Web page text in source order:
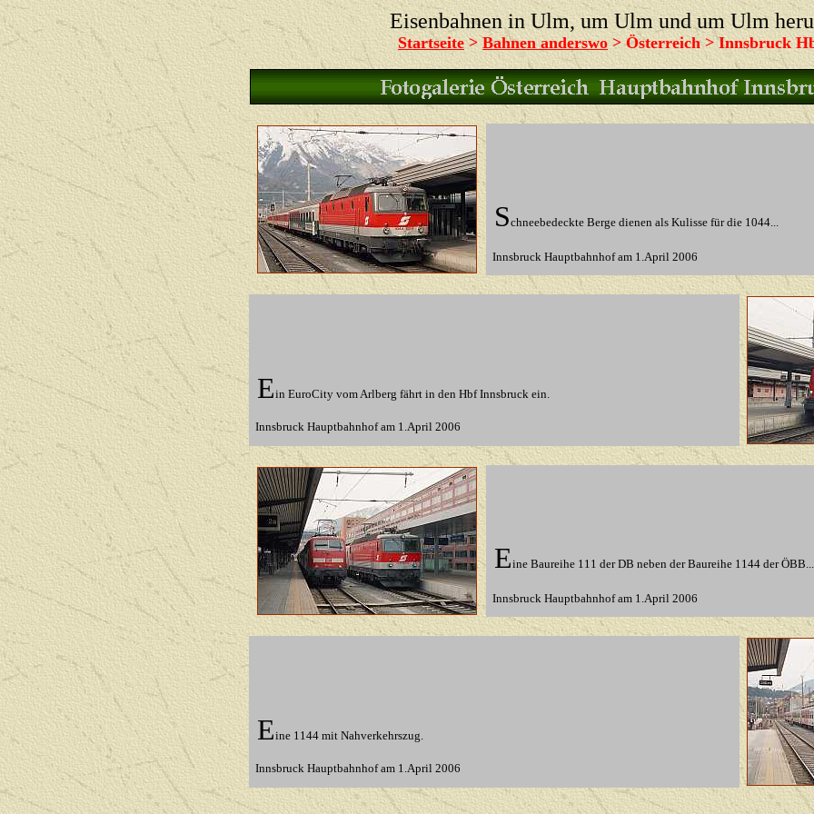
Eisenbahnen in Ulm, um Ulm und um Ulm
Startseite>Bahnen anderswo > Österreich > Innsbruck
Schneebedeckte Berge dienen als Kulisse für die 1044...
Innsbruck Hauptbahnhofam 1.April 2006
Ein EuroCity vom Arlberg fährt in den Hbf Innsbruck ein.
Innsbruck Hauptbahnhofam 1.April 2006
Eine Baureihe 111 der DB neben der Baureihe 1144 der
Innsbruck Hauptbahnhof am 1.April 2006
Eine 1144 mit Nahverkehrszug.
Innsbruck Hauptbahnhof am 1.April 2006